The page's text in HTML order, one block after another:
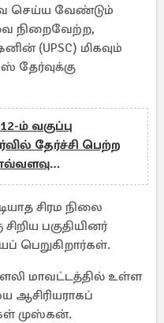
செய்ய வேண்டும்
நிறைவேற்ற,
(UPSC) மிகவும்
தேர்வுக்கு
ம் வகுப்பு
தேர்ச்சி பெற்ற
தெரியுமா?
சிரம நிலை
பகுதியினர்
பெறுகிறார்கள்.
மாவட்டத்தில் உள்ள
ஆசிரியராகப்
முஸ்கன்.